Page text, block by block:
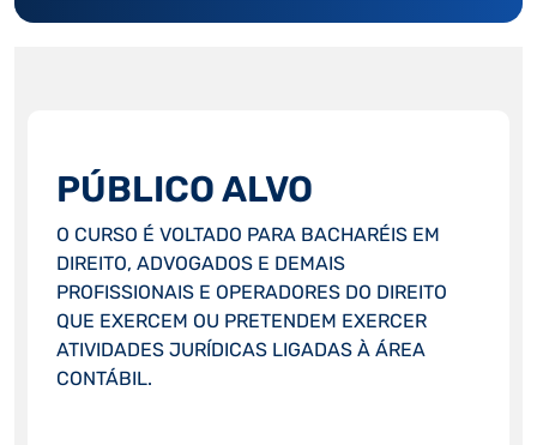
PÚBLICO ALVO
O CURSO É VOLTADO PARA BACHARÉIS EM
DIREITO, ADVOGADOS E DEMAIS
PROFISSIONAIS E OPERADORES DO DIREITO
QUE EXERCEM OU PRETENDEM EXERCER
ATIVIDADES JURÍDICAS LIGADAS À ÁREA
CONTÁBIL.